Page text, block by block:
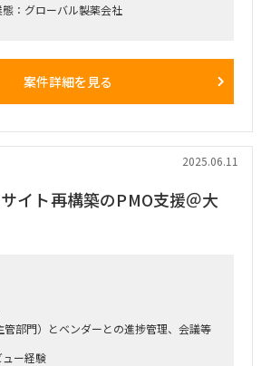
：グローバル製薬会社
、業務生産性の向上なども実現していく。
ル対応、主にマネジメントメンバの対応で
のトラブル発生時の社内通知の判断、対
、2024はMobile Providerでの個人情報流
を実施）
必要)
になるアクセサリを決めて、購入先を探
カ廃盤などがあれば再度探す (年2-3回)
障による交換に合わせて、納期を考慮して
庫管理はMobile Providerがしてくれる。
案件詳細を見る
2025.06.11
イト再構築のPMO支援＠大
管部門）とベンダーとの進捗管理、会議等
ュー経験